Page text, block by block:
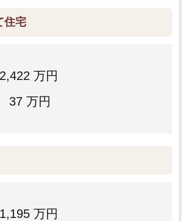
住宅
2,422 万円
37 万円
1,195 万円